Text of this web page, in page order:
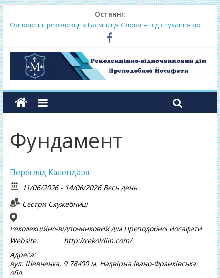
Останні:
Одноденні реколекції «Таємниця Слова – від слухання до
Lectio Divina – єв.Матея 2026
Нове життя в Христі – осінь 2026
Фундамент у вересні 2026
Фундамент
Перегляд Календаря
11/06/2026 - 14/06/2026 Весь день
Сестри Служебниці
Реколекційно-відпочинковий дім Преподобної йосафати
Website:
http://rekoldim.com/
Адреса:
вул. Шевченка, 9 78400 м. Надвірна Івано-Франківська
обл.